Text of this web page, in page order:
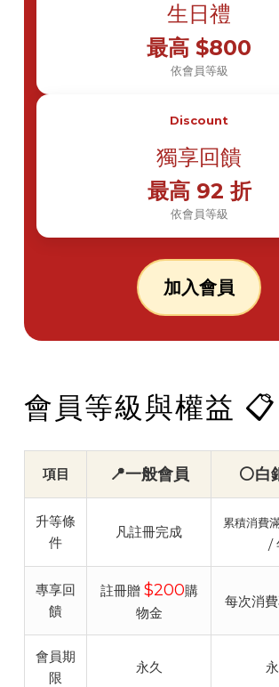
生日禮
最高 $800
依會員等級
Discount
獨享回饋
最高 92 折
依會員等級
加入會員
會員等級與權益 📋
項目 📍一般會員 ⚪白
升等條
件
凡註冊完成
累積消費
/
專享回
饋
註冊贈 $200購
物金
每次消
會員期
限
永久